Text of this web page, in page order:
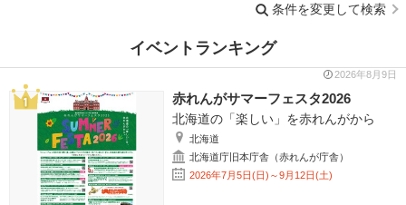
条件を変更して検索
イベントランキング
2026年8月9日
赤れんがサマーフェスタ2026
北海道の「楽しい」を赤れんがから
北海道
北海道庁旧本庁舎（赤れんが庁舎）
2026年7月5日(日)～9月12日(土)